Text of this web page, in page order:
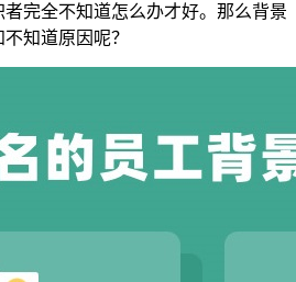
完全不知道怎么办才好。那么背景
知道原因呢？